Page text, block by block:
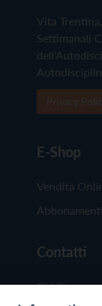
Vita
Settimanali
E-Shop
Vendita
Abbonamenti
Contatti
Chi Siamo